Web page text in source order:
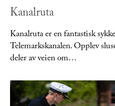
Kanalruta
Kanalruta er en fantastisk
Telemarkskanalen. Opplev
deler av veien om…